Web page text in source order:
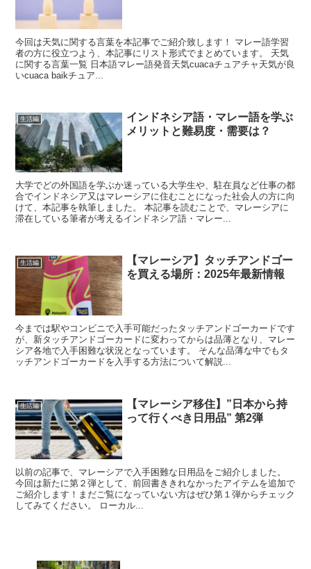
今回は天気に関する言葉を本記事でご紹介致します！ マレー語学習
者の方に役立つよう、本記事にリスト形式でまとめています。 天気
に関する言葉一覧 日本語マレー語発音天気cuacaチュアチャ天気が良
いcuaca baikチュア...
生活編
インドネシア語・マレー語を学ぶ
メリットと難易度・需要は？
大学でどの外国語を学ぶか迷っている大学生や、駐在員など仕事の都
合でインドネシア又はマレーシアに住むことになった社会人の方に向
けて、本記事を執筆しました。 本記事を読むことで、マレーシアに
滞在している筆者が考えるインドネシア語・マレー...
生活編
【マレーシア】タッチアンドゴー
を買える場所：2025年最新情報
今までは駅やコンビニで入手可能だったタッチアンドゴーカードです
が、新タッチアンドゴーカードに変わってからは品薄となり、マレー
シア各地で入手困難な状況となっています。 そんな品薄な中でもタ
ッチアンドゴーカードを入手する方法について解説...
生活編
【マレーシア移住】”日本から持
って行くべき日用品” 第2弾
以前の記事で、マレーシアで入手困難な日用品をご紹介しました。
今回は新たに第２弾として、前回書ききれなかったアイテムを追加で
ご紹介します！まだご覧になっていない方はぜひ第１弾からチェック
してみてください。 ローカル...